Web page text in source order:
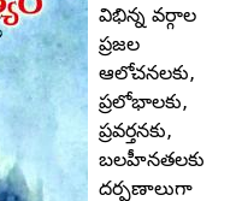
విభిన్న వర్గాల
ప్రజల
ఆలోచనలకు,
ప్రలోభాలకు,
ప్రవర్తనకు,
బలహీనతలకు
దర్పణాలుగా